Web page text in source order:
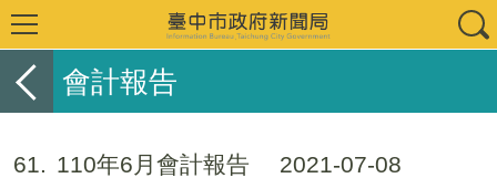
會計報告
61 110年6月會計報告 2021-07-08